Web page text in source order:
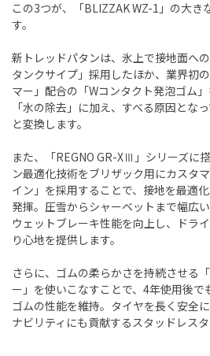
この3つが、「BLIZZAK WZ-1」の大き
す。
新トレッドパタンは、氷上で接地面へ
タンクサイプ」採用したほか、業界初
マー」配合の「Wコンタクト発泡ゴム
「水の除去」に加え、すべる原因とな
と変換します。
また、「REGNO GR-XⅢ」シリーズに
ン最適化技術をブリザック用にカスタ
イン」を採用することで、接地を最適
発揮。圧雪からシャーベットまで幅広
ウェットブレーキ性能を向上し、ドラ
り心地を提供します。
さらに、ゴムの柔らかさを持続させる
ー」を使いこなすことで、4年使用後で
ゴムの性能を維持。タイヤを長く安全
ナビリティにも貢献するスタッドレスタ